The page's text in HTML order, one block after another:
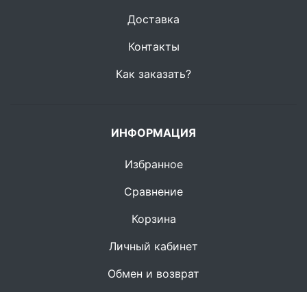
Доставка
Контакты
Как заказать?
ИНФОРМАЦИЯ
Избранное
Сравнение
Корзина
Личный кабинет
Обмен и возврат